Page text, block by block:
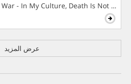
- In My Culture, Death Is Not The
عرض المزيد